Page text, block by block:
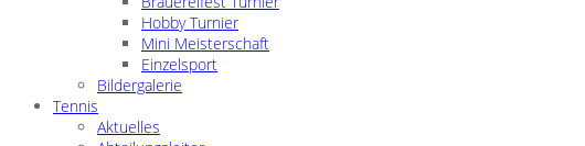
Hobby Turnier
Mini Meisterschaft
Einzelsport
Bildergalerie
Tennis
Aktuelles